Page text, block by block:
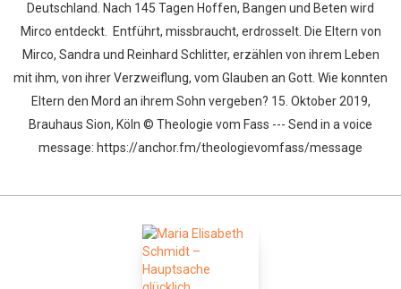
Deutschland. Nach 145 Tagen Hoffen, Bangen und Beten wird
Mirco entdeckt. Entführt, missbraucht, erdrosselt. Die Eltern von
Mirco, Sandra und Reinhard Schlitter, erzählen von ihrem Leben
mit ihm, von ihrer Verzweiflung, vom Glauben an Gott. Wie konnten
Eltern den Mord an ihrem Sohn vergeben? 15. Oktober 2019,
Brauhaus Sion, Köln © Theologie vom Fass --- Send in a voice
message: https://anchor.fm/theologievomfass/message